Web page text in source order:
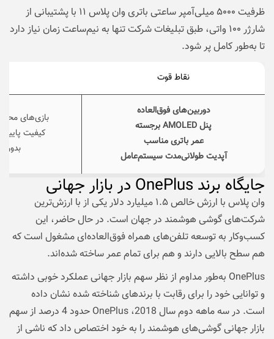
ظرفیت ۵۰۰۰ میلی‌آمپر ساعتی باتری وان پلاس ۱۱ با پشتیبانی از
شارژر ۱۰۰ واتی، طبق تبلیغات شرکت تنها به نیم‌ساعت زمان نیاز دارد
تا به‌طور کامل پر شود.
نقاط قوت
دوربین‌های فوق‌العاده
پنل AMOLED برجسته
عمر باتری مناسب
آپدیت طولانی‌مدت سیستم‌عامل
بازی‌های محدود به ۶۰
کیفیت
بدون
جایگاه برند OnePlus در بازار جهانی
وان پلاس با ارزش خالص ۱.۵ میلیارد دلار یکی از با ارزش‌ترین
شرکت‌های گوشی هوشمند در جهان است. در حال حاضر، این
کسب‌وکار به توسعه تلفن‌های همراه فوق‌العاده‌ای مشغول است که
هم سطح بالایی دارند و هم برای تمام عمر ساخته شده‌اند.
OnePlus به‌طور مداوم از نظر سهم بازار جهانی عملکرد خوبی داشته
و توانایی خود را برای رقابت با برندهای شناخته شده نشان داده
است. در سه ماهه دوم سال 2018، OnePlus حدود 4 درصد از سهم
بازار جهانی گوشی‌های هوشمند را به خود اختصاص داد که ناشی از